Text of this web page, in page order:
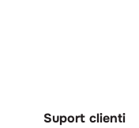
Suport clienti